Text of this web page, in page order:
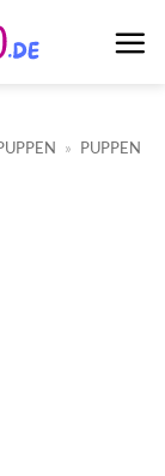
» PUPPEN